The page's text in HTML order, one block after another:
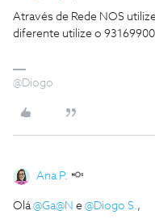
Através de Rede NOS
diferente utilize o
@Diogo
Ana P.
Olá@Ga@N e @Diogo S.,